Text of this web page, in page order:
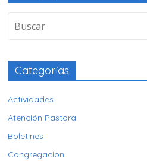
Categorías
Actividades
Atención Pastoral
Boletines
Congregacion